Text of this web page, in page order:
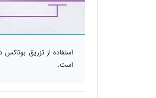
استفاده از تزریق
است.